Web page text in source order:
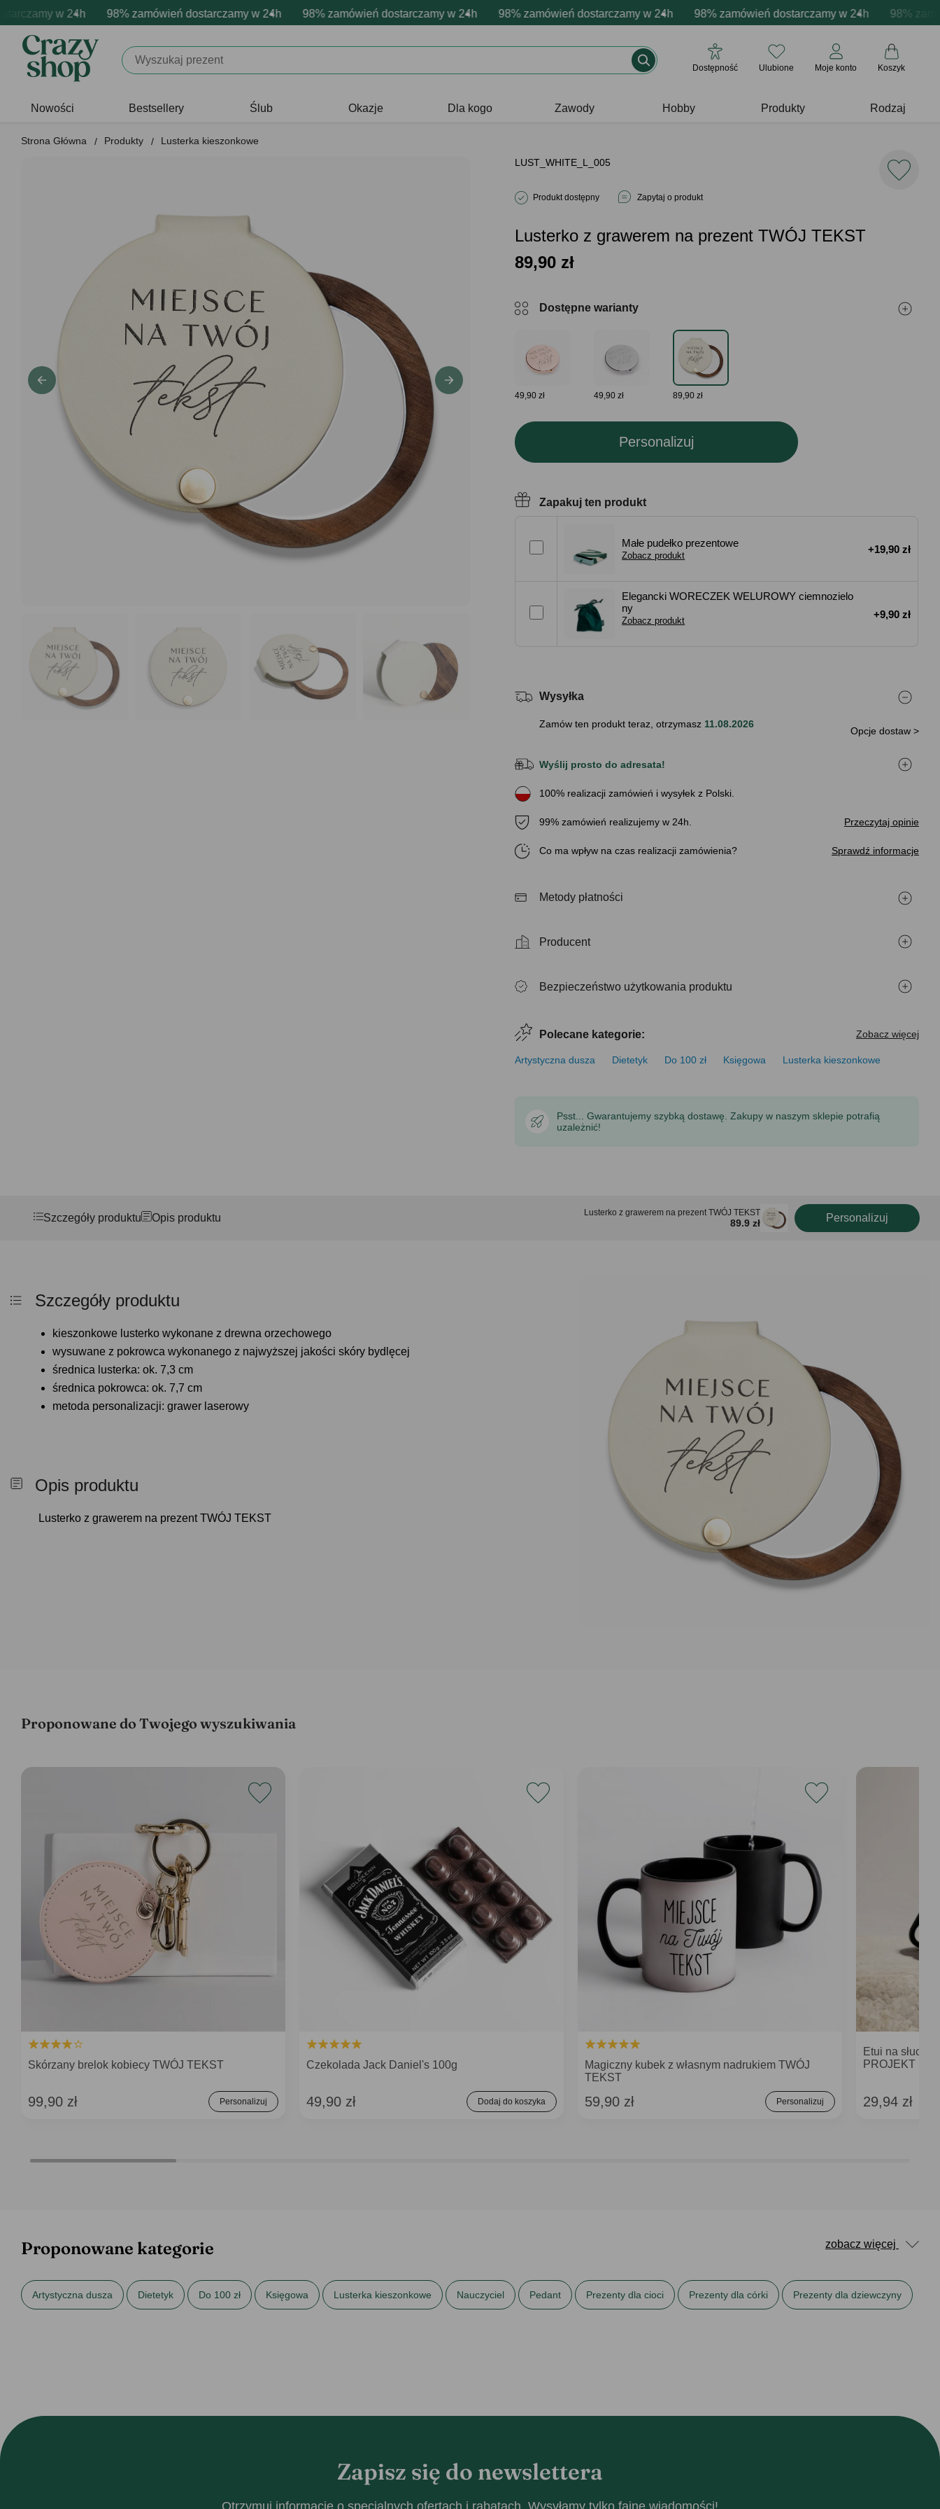
w 24h 98% zamówień dostarczamy w 24h 98% zamówień dostarczamy w 24h 98% zamówień dostarczamy w 24h 98% zamówień dostarczamy w 24h 98%
personalizacja produktów Profesjonalna i darmowa personalizacja produktów Profesjonalna i darmowa personalizacja produktów Profesjonalna i darmowa personalizacja
emocje - zawsze udane prezenty Prezentujemy pozytywne emocje - zawsze udane prezenty Prezentujemy pozytywne emocje - zawsze udane prezenty Prezentujemy
Dostępność Ulubione Moje konto Koszyk
Nowości Bestsellery Ślub Okazje Dla kogo Zawody Hobby Produkty Rodzaj
Strona Główna Produkty
Lusterka kieszonkowe
LUST_WHITE_L_005
Produkt dostępny Zapytaj o produkt
Lusterko z grawerem na prezent TWÓJ TEKST
89,90 zł
Dostępne warianty
49,90 zł 49,90 zł 89,90 zł
Personalizuj
Zapakuj ten produkt
Małe pudełko prezentowe
Zobacz produkt
+19,90 zł
Elegancki WORECZEK WELUROWY ciemnozielo
ny
Zobacz produkt
+9,90 zł
Wysyłka
Zamów ten produkt teraz, otrzymasz 11.08.2026
Opcje dostaw >
Wyślij prosto do adresata!
100% realizacji zamówień i wysyłek z Polski.
99% zamówień realizujemy w 24h. Przeczytaj opinie
Co ma wpływ na czas realizacji zamówienia Sprawdź informacje
Metody płatności
Producent
Bezpieczeństwo użytkowania produktu
Polecane kategorie: Zobacz więcej
Artystyczna dusza Dietetyk Do 100 zł Księgowa Lusterka kieszonkowe
Psst... Gwarantujemy szybką dostawę. Zakupy w naszym sklepie potrafią
uzależnić!
Szczegóły produktu Opis produktu Lusterko z grawerem na prezent TWÓJ TEKST
89.9 zł Personalizuj
Szczegóły produktu
kieszonkowe lusterko wykonane z drewna orzechowego
wysuwane z pokrowca wykonanego z najwyższej jakości skóry bydlęcej
średnica lusterka: ok. 7,3 cm
średnica pokrowca: ok. 7,7 cm
metoda personalizacji: grawer laserowy
Opis produktu
Lusterko z grawerem na prezent TWÓJ TEKST
Proponowane do Twojego wyszukiwania
Skórzany brelok kobiecy TWÓJ TEKST
99,90 zł Personalizuj
Czekolada Jack Daniel's 100g
49,90 zł Dodaj do koszyka
Magiczny kubek z własnym nadrukiem TWÓJ
TEKST
59,90 zł Personalizuj
Etui na
PROJEKT
29,94 zł
zobacz więcej
Proponowane kategorie
Artystyczna dusza Dietetyk Do 100 zł Księgowa Lusterka kieszonkowe Nauczyciel Pedant Prezenty dla cioci Prezenty dla córki Prezenty dla dziewczyny
Zapisz się do newslettera
Otrzymuj informacje o specjalnych ofertach i rabatach. Wysyłamy tylko fajne wiadomości!